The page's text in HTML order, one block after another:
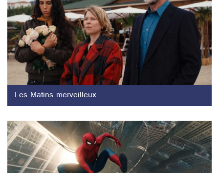
Les Matins merveilleux